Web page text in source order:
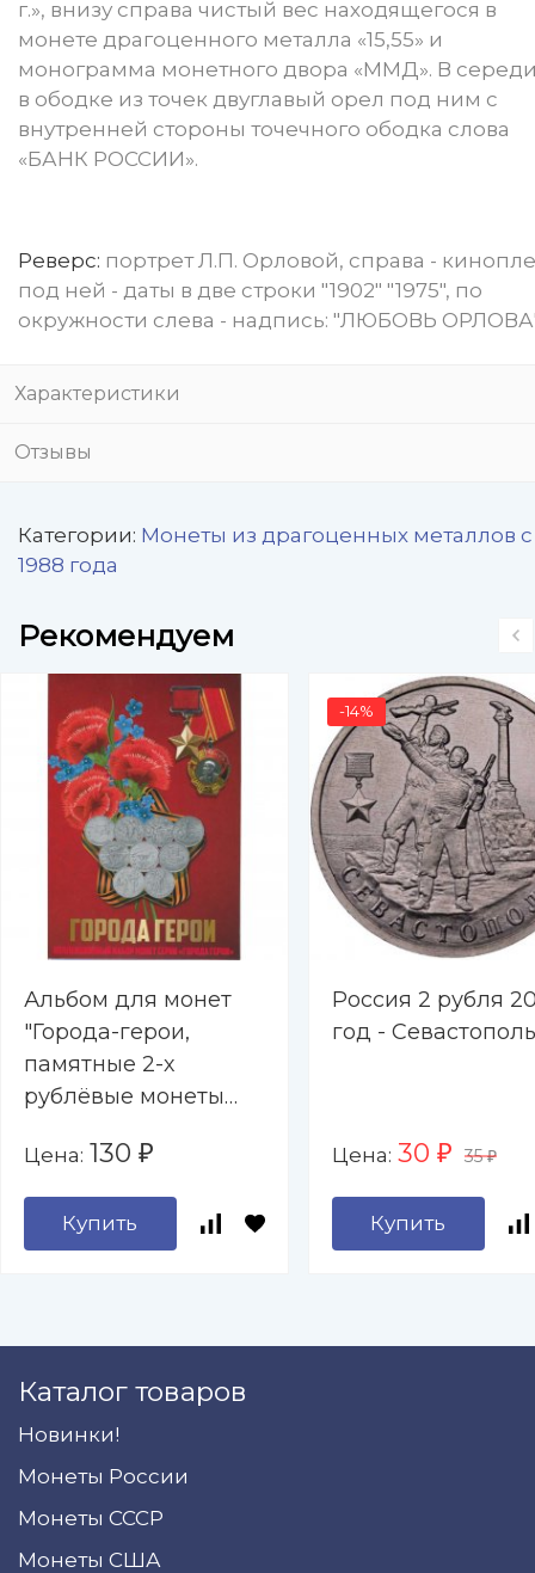
г.», внизу справа чистый вес находящегося в
монете драгоценного металла «15,55» и
монограмма монетного двора «ММД». В
в ободке из точек двуглавый орел под ним с
внутренней стороны точечного ободка слова
«БАНК РОССИИ».
Реверс: портрет Л.П. Орловой, справа -
под ней - даты в две строки "1902" "1975", по
окружности слева - надпись: "ЛЮБОВЬ
Характеристики
Отзывы
Категории: Монеты из драгоценных металлов с
1988 года
Рекомендуем
Альбом для монет
"Города-герои,
памятные 2-х
рублёвые монеты
капсул (пустой)
Цена: 130 ₽
Купить
-14%
Россия 2 рубля
год - Севастополь
Цена: 30 ₽ 35₽
Купить
Каталог товаров
Новинки!
Монеты России
Монеты СССР
Монеты США